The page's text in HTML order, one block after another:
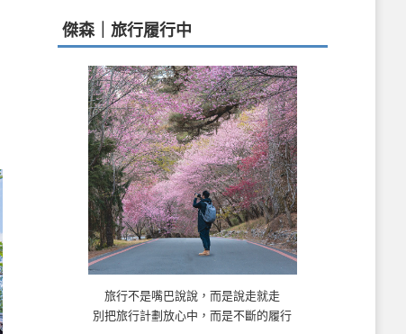
傑森｜旅行履行中
旅行不是嘴巴說說，而是說走就走
別把旅行計劃放心中，而是不斷的履行